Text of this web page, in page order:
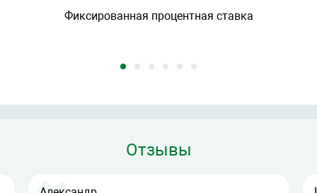
Фиксированная процентная ставка
Отзывы